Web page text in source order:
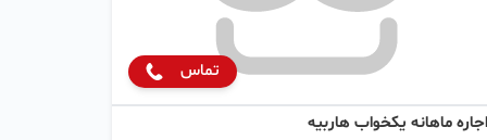
تماس
اجاره ماهانه یکخواب هاربیه